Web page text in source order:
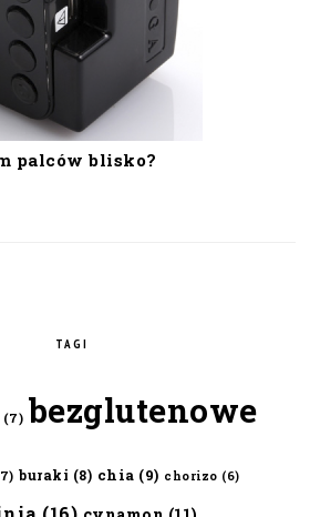
palców blisko?
TAGI
(7) bezglutenowe
buraki (8) chia (9) chorizo (6)